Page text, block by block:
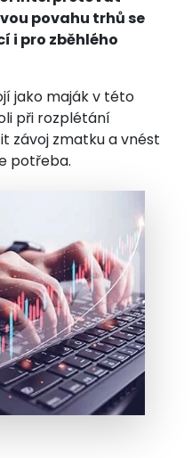
povahu trhů se
i pro zběhlého
jako maják v této
při rozplétání
závoj zmatku a vnést
potřeba.